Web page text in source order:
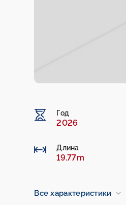
Год
2026
Длина
19.77m
Все характеристики